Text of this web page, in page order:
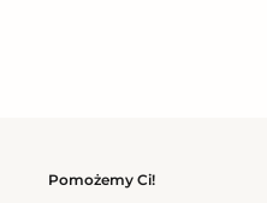
Pomożemy Ci!